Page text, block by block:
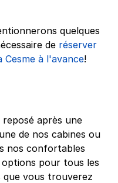
quelques
de réserver
à l'avance!
reposé après une
de nos cabines ou
nos confortables
options pour tous les
que vous trouverez